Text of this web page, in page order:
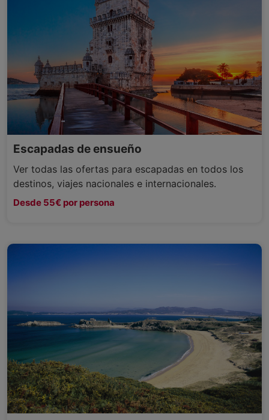
Escapadas de ensueño
Ver todas las ofertas para escapadas en todos los
destinos, viajes nacionales e internacionales.
Desde 55€ por persona